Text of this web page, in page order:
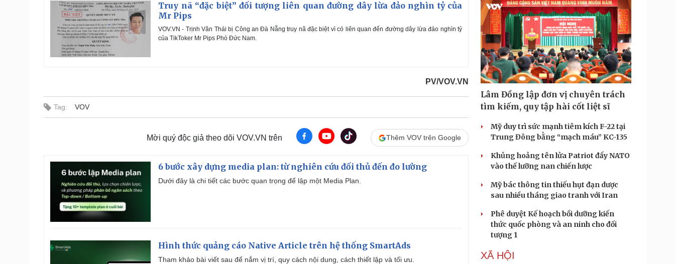
Truy nã “đặc biệt” đối tượng liên quan đường dây lừa đảo nghìn tỷ của
Mr Pips
VOV.VN - Trịnh Văn Thái bị Công an Đà Nẵng truy nã đặc biệt vì có liên quan đến đường dây lừa đảo nghìn tỷ
của TikToker Mr Pips Phó Đức Nam.
PV/VOV.VN
Tag: VOV
Mời quý độc giả theo dõi VOV.VN trên Thêm VOV trên Google
6 bước xây dựng media plan: từ nghiên cứu đối thủ đến đo lường
Dưới đây là chi tiết các bước quan trọng để lập một Media Plan.
Hình thức quảng cáo Native Article trên hệ thống SmartAds
Tham khảo bài viết sau để nắm vị trí, quy cách nội dung, cách thiết lập và tối ưu.
Lâm Đồng lập đơn vị chuyên trách
tìm kiếm, quy tập hài cốt liệt sĩ
Mỹ duy trì sức mạnh tiêm kích F-22 tại
Trung Đông bằng “mạch máu” KC-135
Khủng hoảng tên lửa Patriot đẩy NATO
vào thế lưỡng nan chiến lược
Mỹ bác thông tin thiếu hụt đạn dược
sau nhiều tháng giao tranh với Iran
Phê duyệt Kế hoạch bồi dưỡng kiến
thức quốc phòng và an ninh cho đối
tượng 1
XÃ HỘI